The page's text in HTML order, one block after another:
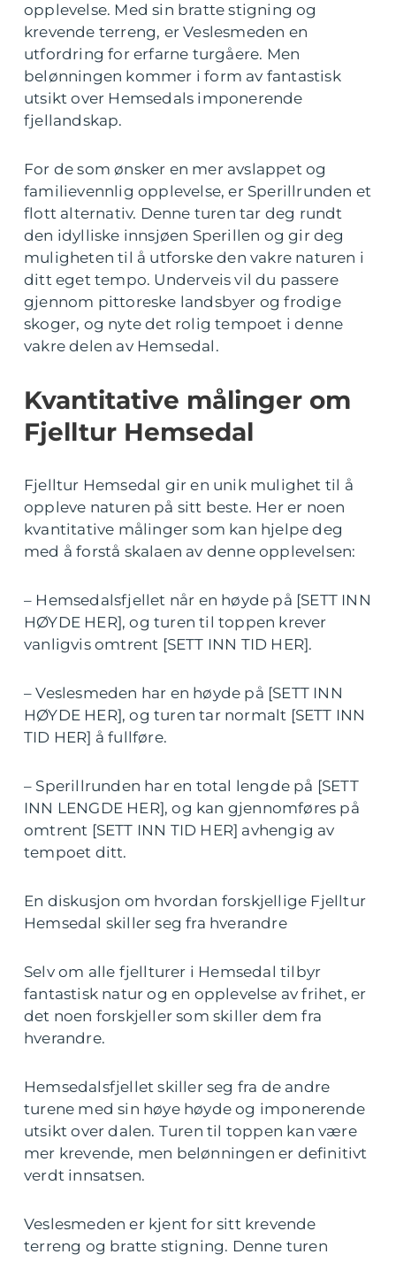
opplevelse. Med sin bratte stigning og
krevende terreng, er Veslesmeden en
utfordring for erfarne turgåere. Men
belønningen kommer i form av fantastisk
utsikt over Hemsedals imponerende
fjellandskap.
For de som ønsker en mer avslappet og
familievennlig opplevelse, er Sperillrunden et
flott alternativ. Denne turen tar deg rundt
den idylliske innsjøen Sperillen og gir deg
muligheten til å utforske den vakre naturen i
ditt eget tempo. Underveis vil du passere
gjennom pittoreske landsbyer og frodige
skoger, og nyte det rolig tempoet i denne
vakre delen av Hemsedal.
Kvantitative målinger om
Fjelltur Hemsedal
Fjelltur Hemsedal gir en unik mulighet til å
oppleve naturen på sitt beste. Her er noen
kvantitative målinger som kan hjelpe deg
med å forstå skalaen av denne opplevelsen:
– Hemsedalsfjellet når en høyde på [SETT INN
HØYDE HER], og turen til toppen krever
vanligvis omtrent [SETT INN TID HER].
– Veslesmeden har en høyde på [SETT INN
HØYDE HER], og turen tar normalt [SETT INN
TID HER] å fullføre.
– Sperillrunden har en total lengde på [SETT
INN LENGDE HER], og kan gjennomføres på
omtrent [SETT INN TID HER] avhengig av
tempoet ditt.
En diskusjon om hvordan forskjellige Fjelltur
Hemsedal skiller seg fra hverandre
Selv om alle fjellturer i Hemsedal tilbyr
fantastisk natur og en opplevelse av frihet, er
det noen forskjeller som skiller dem fra
hverandre.
Hemsedalsfjellet skiller seg fra de andre
turene med sin høye høyde og imponerende
utsikt over dalen. Turen til toppen kan være
mer krevende, men belønningen er definitivt
verdt innsatsen.
Veslesmeden er kjent for sitt krevende
terreng og bratte stigning. Denne turen